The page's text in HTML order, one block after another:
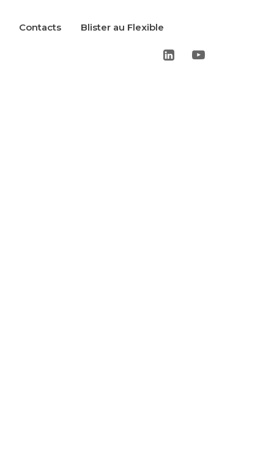
Contacts Blister au Flexible